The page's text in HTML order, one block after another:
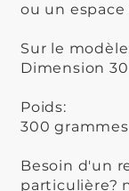
ou un espace
Sur le
Dimension
Poids:
300 grammes
Besoin d'un
particulière?